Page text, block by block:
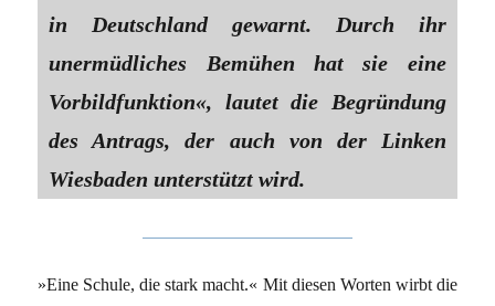
in Deutschland gewarnt. Durch ihr
unermüdliches Bemühen hat sie eine
Vorbildfunktion«, lautet die Begründung
des Antrags, der auch von der Linken
Wiesbaden unterstützt wird.
»Eine Schule, die stark macht.« Mit diesen Worten wirbt die